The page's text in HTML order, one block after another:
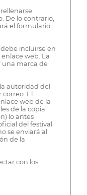
De lo contrario,
el formulario
incluirse en
web. La
una marca de
autoridad del
El
web de la
de la copia
lo antes
del festival.
se enviará al
de la
con los